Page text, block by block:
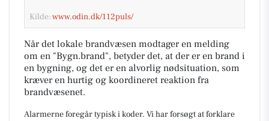
Kilde:www.odin.dk/112puls/
Når det lokale brandvæsen modtager en melding
om en "Bygn.brand", betyder det, at der er en brand i
en bygning, og det er en alvorlig nødsituation, som
kræver en hurtig og koordineret reaktion fra
brandvæsenet.
Alarmerne foregår typisk i koder. Vi har forsøgt at forklare